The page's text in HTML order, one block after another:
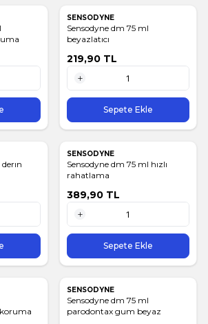
SENSODYNE
Sensodyne dm 75 ml
beyazlatıcı
219,90 TL
1 Adet
Sepete Ekle
SENSODYNE
Sensodyne dm 75 ml hızlı
rahatlama
389,90 TL
1 Adet
Sepete Ekle
SENSODYNE
Sensodyne dm 75 ml
parodontax gum beyaz